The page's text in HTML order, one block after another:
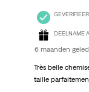
DEELNAME
6 maanden
Très belle
taille